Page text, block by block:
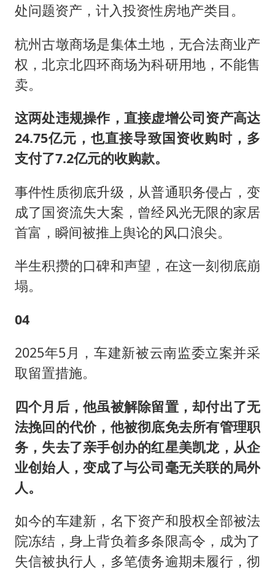
处问题资产，计入投资性房地产类目。
杭州古墩商场是集体土地，无合法商业产
权，北京北四环商场为科研用地，不能售
卖。
这两处违规操作，直接虚增公司资产高达
24.75亿元，也直接导致国资收购时，多
支付了7.2亿元的收购款。
事件性质彻底升级，从普通职务侵占，变
成了国资流失大案，曾经风光无限的家居
首富，瞬间被推上舆论的风口浪尖。
半生积攒的口碑和声望，在这一刻彻底崩
塌。
04
2025年5月，车建新被云南监委立案并采
取留置措施。
四个月后，他虽被解除留置，却付出了无
法挽回的代价，他被彻底免去所有管理职
务，失去了亲手创办的红星美凯龙，从企
业创始人，变成了与公司毫无关联的局外
人。
如今的车建新，名下资产和股权全部被法
院冻结，身上背负着多条限高令，成为了
失信被执行人，多笔债务逾期未履行，彻